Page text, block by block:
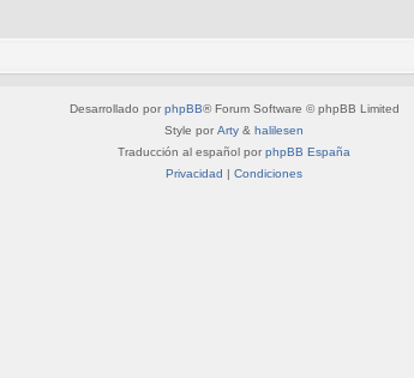
Desarrollado por phpBB® Forum Software © phpBB Limited
Style por Arty & halilesen
Traducción al español por phpBB España
Privacidad | Condiciones